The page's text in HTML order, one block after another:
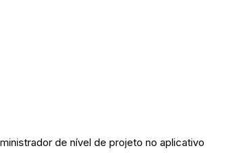
de nível de projeto no aplicativo